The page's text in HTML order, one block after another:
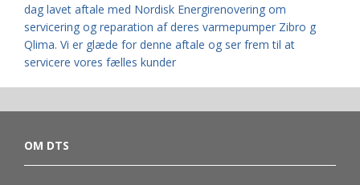
dag lavet aftale med Nordisk Energirenovering om
servicering og reparation af deres varmepumper Zibro g
Qlima. Vi er glæde for denne aftale og ser frem til at
servicere vores fælles kunder
OM DTS